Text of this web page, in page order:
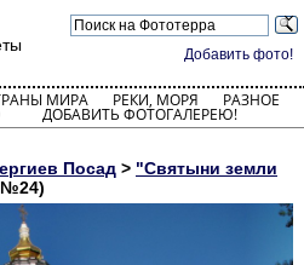
Добавить фото!
МИРА РЕКИ, МОРЯ РАЗНОЕ
ДОБАВИТЬ ФОТОГАЛЕРЕЮ!
Посад > "Святыни земли